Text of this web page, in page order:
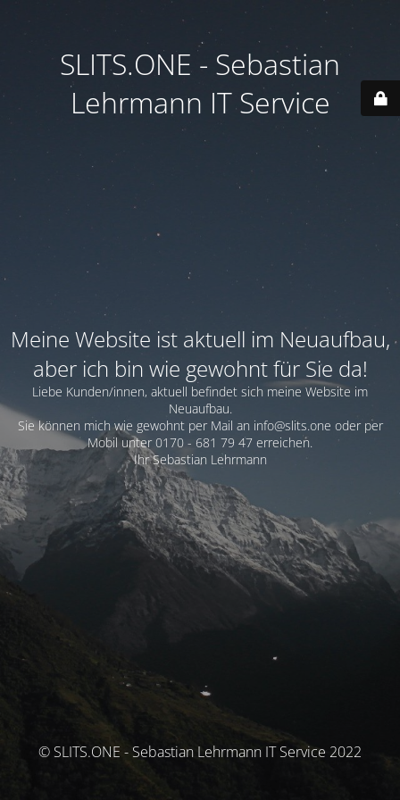
SLITS.ONE - Sebastian
Lehrmann IT Service
Meine Website ist aktuell im Neuaufbau,
aber ich bin wie gewohnt für Sie da!
Liebe Kunden/innen, aktuell befindet sich meine Website im
Neuaufbau.
Sie können mich wie gewohnt per Mail an info@slits.one oder per
Mobil unter 0170 - 681 79 47 erreichen.
Ihr Sebastian Lehrmann
© SLITS.ONE - Sebastian Lehrmann IT Service 2022